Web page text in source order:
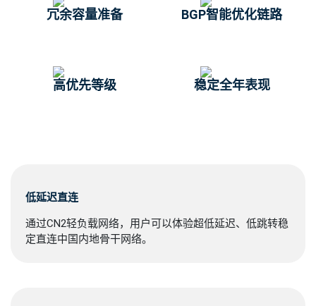
冗余容量准备 BGP智能优化链路
高优先等级 稳定全年表现
低延迟直连
通过CN2轻负载网络，用户可以体验超低延迟、低跳转稳
定直连中国内地骨干网络。